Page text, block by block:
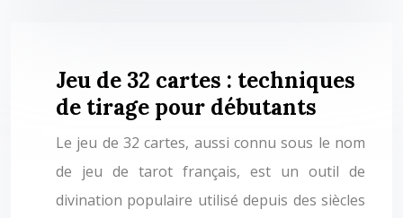
Jeu de 32 cartes : techniques
de tirage pour débutants
Le jeu de 32 cartes, aussi connu sous le nom
de jeu de tarot français, est un outil de
divination populaire utilisé depuis des siècles